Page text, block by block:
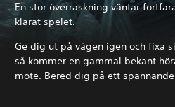
En stor överraskning väntar
klarat spelet.
Ge dig ut på vägen igen och fixa
så kommer en gammal bekant
möte. Bered dig på ett